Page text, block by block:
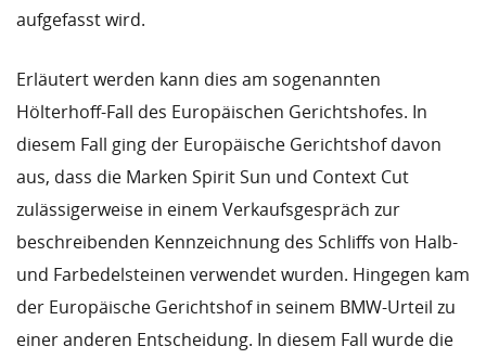
aufgefasst wird.
Erläutert werden kann dies am sogenannten
Hölterhoff-Fall des Europäischen Gerichtshofes. In
diesem Fall ging der Europäische Gerichtshof davon
aus, dass die Marken Spirit Sun und Context Cut
zulässigerweise in einem Verkaufsgespräch zur
beschreibenden Kennzeichnung des Schliffs von Halb-
und Farbedelsteinen verwendet wurden. Hingegen kam
der Europäische Gerichtshof in seinem BMW-Urteil zu
einer anderen Entscheidung. In diesem Fall wurde die